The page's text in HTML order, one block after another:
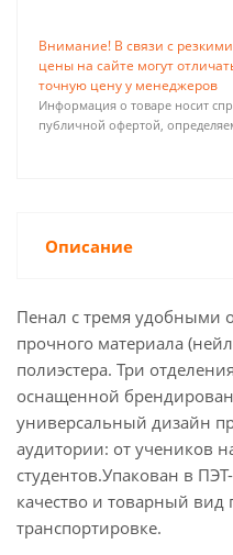
Внимание! В связи с
цены на сайте могут
точную цену у менеджеров
Информация о товаре носит
публичной офертой,
Описание
Пенал с тремя удобными
прочного материала
полиэстера. Три
оснащенной
универсальный дизайн
аудитории: от учеников
студентов.Упакован в
качество и товарный
транспортировке.